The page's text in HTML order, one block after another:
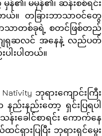
၊ မမှန်၏၊ ဆန်းစစ်ရင်း
ယ်။ တခြားဘာသာဝင်တွေ
သာတစ်ခုရဲ့ စတင်ဖြစ်တည်
ျေရုဆလင် အနေနဲ့ လည်ပတ်
ါးပါတယ်။
ဘုရားကျောင်းကြီး
ည်းနည်းတော့ ရှင်းပြရပါ
ခေါင်စာရင်း ကောက်နေ
ားပြပြီး ဘုရားရှင်မွေး